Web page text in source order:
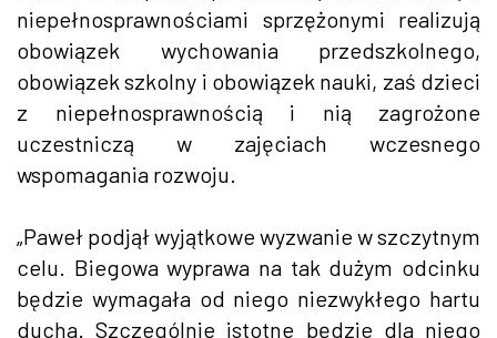
niepełnosprawnościami sprzężonymi realizują
obowiązek wychowania przedszkolnego,
obowiązek szkolny i obowiązek nauki, zaś dzieci
z niepełnosprawnością i nią zagrożone
uczestniczą w zajęciach wczesnego
wspomagania rozwoju.
„Paweł podjął wyjątkowe wyzwanie w szczytnym
celu. Biegowa wyprawa na tak dużym odcinku
będzie wymagała od niego niezwykłego hartu
ducha. Szczególnie istotne będzie dla niego